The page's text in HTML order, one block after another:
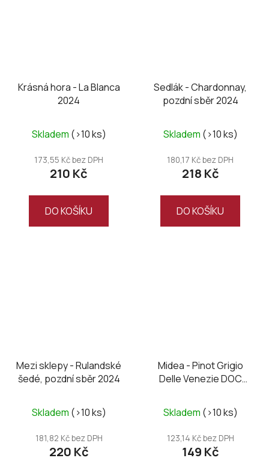
Krásná hora - La Blanca
2024
Skladem (>10 ks)
173,55 Kč bez DPH
210 Kč
DO KOŠÍKU
Sedlák - Chardonnay,
pozdní sběr 2024
Skladem (>10 ks)
180,17 Kč bez DPH
218 Kč
DO KOŠÍKU
Mezi sklepy - Rulandské
šedé, pozdní sběr 2024
Skladem (>10 ks)
181,82 Kč bez DPH
220 Kč
Midea - Pinot Grigio
Delle Venezie DOC
Skladem (>10 ks)
123,14 Kč bez DPH
149 Kč